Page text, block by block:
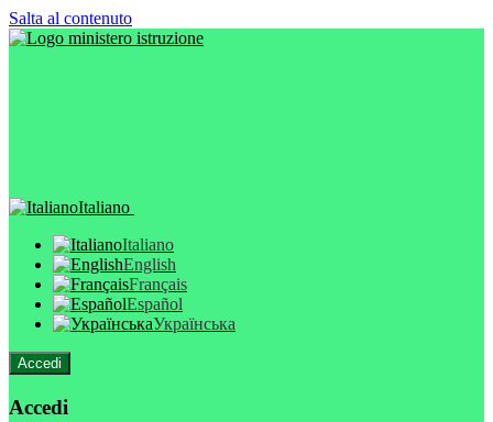
Salta al contenuto
Italiano
Italiano
English
Français
Español
Українська
Accedi
Accedi